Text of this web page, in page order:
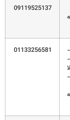
09119525137
01133256581